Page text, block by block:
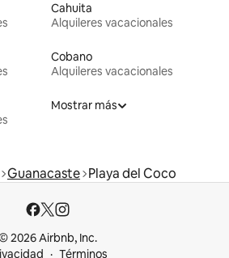
Cahuita
Alquileres vacacionales
Cobano
Alquileres vacacionales
Mostrar más
Guanacaste Playa del Coco
2026 Airbnb, Inc.
Términos